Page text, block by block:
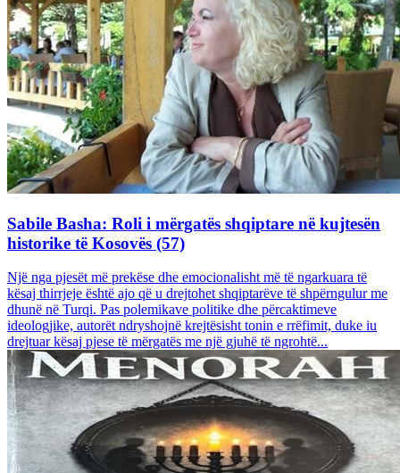
Sabile Basha: Roli i mërgatës shqiptare në kujtesën
historike të Kosovës (57)
Një nga pjesët më prekëse dhe emocionalisht më të ngarkuara të
kësaj thirrjeje është ajo që u drejtohet shqiptarëve të shpërngulur me
dhunë në Turqi. Pas polemikave politike dhe përcaktimeve
ideologjike, autorët ndryshojnë krejtësisht tonin e rrëfimit, duke iu
drejtuar kësaj pjese të mërgatës me një gjuhë të ngrohtë...